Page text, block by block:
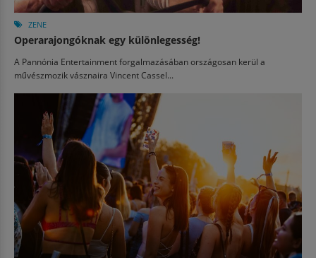
ZENE
Operarajongóknak egy különlegesség!
A Pannónia Entertainment forgalmazásában országosan kerül a
művészmozik vásznaira Vincent Cassel...